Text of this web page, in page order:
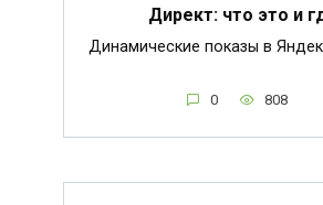
Директ: что это и
Динамические показы в
0 808